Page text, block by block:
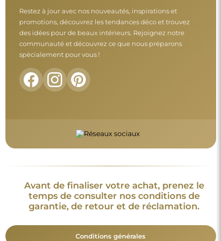
Restez à jour avec nos nouveautés, inspirations et
promotions, découvrez les tendances déco et trouvez
des idées pour de beaux intérieurs. Rejoignez notre
communauté et découvrez ce que nous préparons
spécialement pour vous !
Avant de finaliser votre achat, prenez le
temps de consulter nos conditions de
garantie, de retour et de réclamation.
Conditions générales